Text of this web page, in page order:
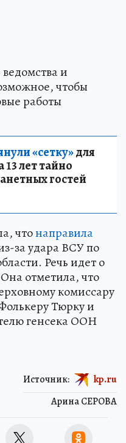
и
чтобы
работы
«сетку»для
лет тайно
гостей
чтонаправила
за удара ВСУ по
Речь идет о
отметила, что
комиссару
Тюрку и
генсека ООН
Арина СЕРОВА
Источник: kp.ru